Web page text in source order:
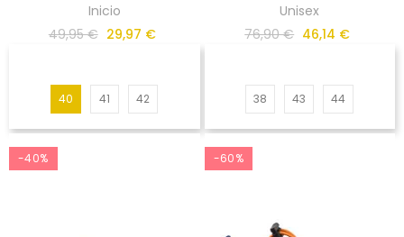
Inicio
49,95 € 29,97 €
40 41 42
Unisex
76,90 € 46,14 €
38 43 44
-40% -60%